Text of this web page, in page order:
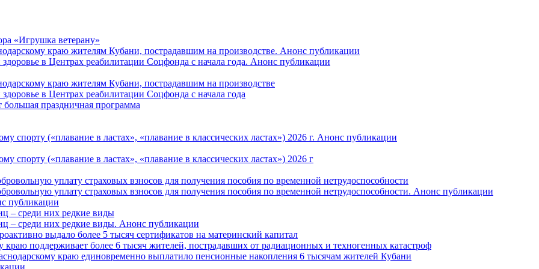
«Игрушка ветерану»
краю жителям Кубани, пострадавшим на производстве. Анонс публикации
в Центрах реабилитации Соцфонда с начала года. Анонс публикации
краю жителям Кубани, пострадавшим на производстве
в Центрах реабилитации Соцфонда с начала года
праздничная программа
спорту («плавание в ластах», «плавание в классических ластах») 2026 г. Анонс публикации
спорту («плавание в ластах», «плавание в классических ластах») 2026 г
уплату страховых взносов для получения пособия по временной нетрудоспособности
уплату страховых взносов для получения пособия по временной нетрудоспособности. Анонс публикации
публикации
– среди них редкие виды
– среди них редкие виды. Анонс публикации
выдало более 5 тысяч сертификатов на материнский капитал
поддерживает более 6 тысяч жителей, пострадавших от радиационных и техногенных катастроф
краю единовременно выплатило пенсионные накопления 6 тысячам жителей Кубани